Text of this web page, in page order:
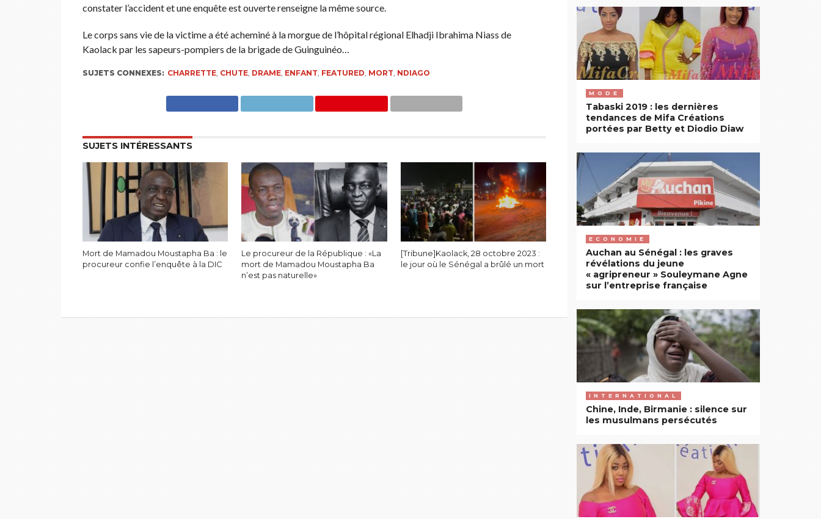
constater l’accident et une enquête est ouverte renseigne la même source.
Le corps sans vie de la victime a été acheminé à la morgue de l’hôpital régional Elhadji Ibrahima Niass de
Kaolack par les sapeurs-pompiers de la brigade de Guinguinéo…
SUJETS CONNEXES: CHARRETTE, CHUTE, DRAME, ENFANT, FEATURED, MORT, NDIAGO
SUJETS INTÉRESSANTS
Mort de Mamadou Moustapha Ba : le
procureur confie l’enquête à la DIC
Le procureur de la République : «La
mort de Mamadou Moustapha Ba
n’est pas naturelle»
[Tribune]Kaolack, 28 octobre 2023 :
le jour où le Sénégal a brûlé un mort
MODE
Tabaski 2019 : les dernières
tendances de Mifa Créations
portées par Betty et Diodio Diaw
ECONOMIE
Auchan au Sénégal : les graves
révélations du jeune
« agripreneur » Souleymane Agne
sur l’entreprise française
INTERNATIONAL
Chine, Inde, Birmanie : silence sur
les musulmans persécutés